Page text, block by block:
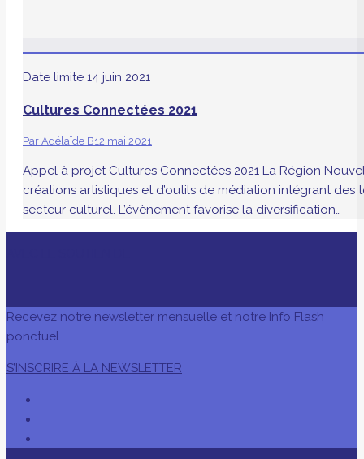
Date limite 14 juin 2021
Cultures Connectées 2021
Par Adélaïde B12 mai 2021
Appel à projet Cultures Connectées 2021 La Région
créations artistiques et d’outils de médiation intégrant
secteur culturel. L’évènement favorise la diversification…
Recevez notre newsletter mensuelle et notre Info Flash
ponctuel
S’INSCRIRE À LA NEWSLETTER